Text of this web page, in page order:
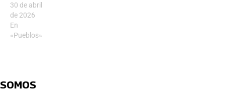
30 de abril
de 2026
En
«Pueblos»
SOMOS